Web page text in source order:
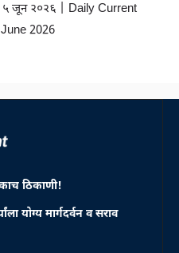
५ जून २०२६ | Daily Current
2026
ठिकाणी!
योग्य मार्गदर्वन व सराव